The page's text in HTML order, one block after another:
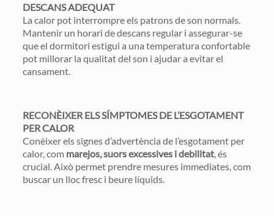
DESCANS ADEQUAT
La calor pot interrompre els patrons de son normals.
Mantenir un horari de descans regular i assegurar-se
que el dormitori estigui a una temperatura confortable
pot millorar la qualitat del son i ajudar a evitar el
cansament.
RECONÈIXER ELS SÍMPTOMES DE L’ESGOTAMENT
PER CALOR
Conèixer els signes d’advertència de l’esgotament per
calor, com marejos, suors excessives i debilitat, és
crucial. Això permet prendre mesures immediates, com
buscar un lloc fresc i beure líquids.